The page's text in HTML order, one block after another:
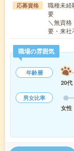
応募資格
職種未経
要
＼無資
要・来
職場の雰囲気
年齢層
20代
男女比率
女性